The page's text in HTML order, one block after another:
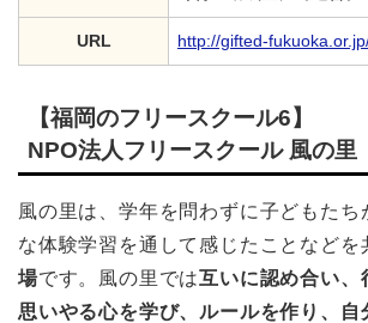
URL http://gifted-
【福岡のフリースクール6】
NPO法人フリースクール 風の里
風の里は、学年を問わずに子どもたち
な体験学習を通して感じたことなどを
場です。風の里では互いに認め合い、
思いやる心を学び、ルールを作り、自